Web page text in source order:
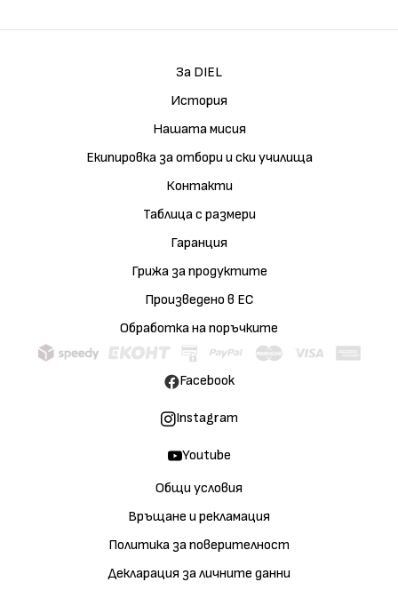
За DIEL
История
Нашата мисия
Екипировка за отбори и ски училища
Контакти
Таблица с размери
Гаранция
Грижа за продуктите
Произведено в ЕС
Обработка на поръчките
Общи условия
Връщане и рекламация
Политика за поверителност
Декларация за личните данни
Facebook
Instagram
Youtube